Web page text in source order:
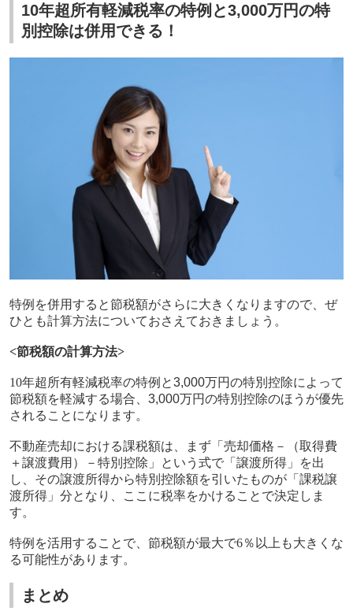
10年超所有軽減税率の特例と3,000万円の特
別控除は併用できる！
特例を併用すると節税額がさらに大きくなりますので、ぜ
ひとも計算方法についておさえておきましょう。
<節税額の計算方法>
10年超所有軽減税率の特例と3,000万円の特別控除によって
節税額を軽減する場合、 3,000万円の特別控除のほうが優先
されることになります。
不動産売却における課税額は、まず「売却価格－（取得費
＋譲渡費用）－特別控除」という式で「譲渡所得」を出
し、その譲渡所得から特別控除額を引いたものが「課税譲
渡所得」分となり、ここに税率をかけることで決定しま
す。
特例を活用することで、節税額が最大で6％以上も大きくな
る可能性があります。
まとめ